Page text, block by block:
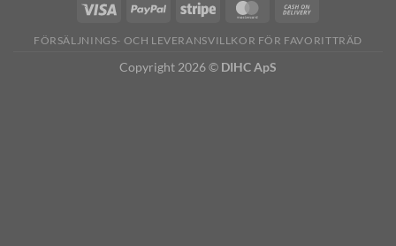
FÖRSÄLJNINGS- OCH LEVERANSVILLKOR FÖR FAVORITTRÄD
Copyright 2026 © DIHC ApS